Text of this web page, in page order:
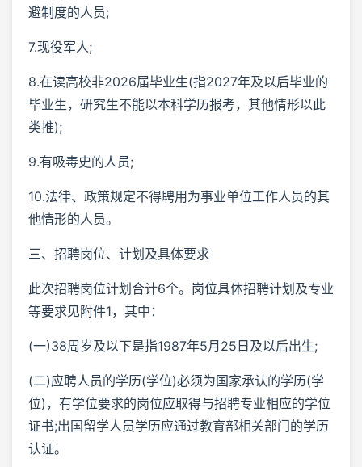
避制度的人员;
7.现役军人;
8.在读高校非2026届毕业生(指2027年及以后毕业的
毕业生，研究生不能以本科学历报考，其他情形以此
类推);
9.有吸毒史的人员;
10.法律、政策规定不得聘用为事业单位工作人员的其
他情形的人员。
三、招聘岗位、计划及具体要求
此次招聘岗位计划合计6个。岗位具体招聘计划及专业
等要求见附件1，其中：
(一)38周岁及以下是指1987年5月25日及以后出生;
(二)应聘人员的学历(学位)必须为国家承认的学历(学
位)，有学位要求的岗位应取得与招聘专业相应的学位
证书;出国留学人员学历应通过教育部相关部门的学历
认证。